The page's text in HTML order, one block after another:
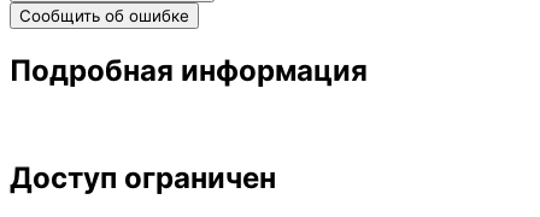
Сообщить об ошибке
Подробная информация
Доступ ограничен